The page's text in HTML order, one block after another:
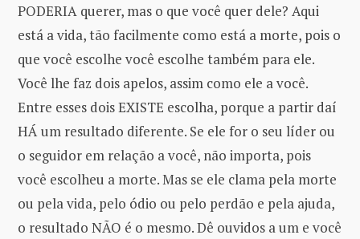
PODERIA querer, mas o que você quer dele? Aqui
está a vida, tão facilmente como está a morte, pois o
que você escolhe você escolhe também para ele.
Você lhe faz dois apelos, assim como ele a você.
Entre esses dois EXISTE escolha, porque a partir daí
HÁ um resultado diferente. Se ele for o seu líder ou
o seguidor em relação a você, não importa, pois
você escolheu a morte. Mas se ele clama pela morte
ou pela vida, pelo ódio ou pelo perdão e pela ajuda,
o resultado NÃO é o mesmo. Dê ouvidos a um e você